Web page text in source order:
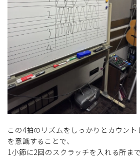
この4拍のリズムをしっかりとカウン
を意識することで、
1小節に2回のスクラッチを入れる所ま